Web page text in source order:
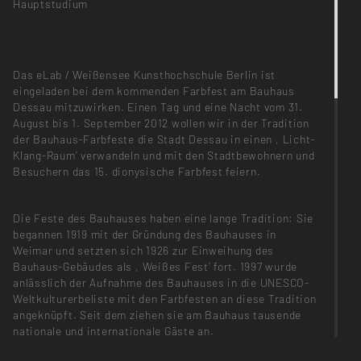
Hauptstudium
Das eLab / Weißensee Kunsthochschule Berlin ist
eingeladen bei dem kommenden Farbfest am Bauhaus
Dessau mitzuwirken. Einen Tag und eine Nacht vom 31.
August bis 1. September 2012 wollen wir in der Tradition
der Bauhaus-Farbfeste die Stadt Dessau in einen ‚Licht-
Klang-Raum’ verwandeln und mit den Stadtbewohnern und
Besuchern das 15. dionysische Farbfest feiern.
Die Feste des Bauhauses haben eine lange Tradition: Sie
begannen 1919 mit der Gründung des Bauhauses in
Weimar und setzten sich 1926 zur Einweihung des
Bauhaus-Gebäudes als ‚Weißes Fest’ fort. 1997 wurde
anlässlich der Aufnahme des Bauhauses in die UNESCO-
Weltkulturerbeliste mit den Farbfesten an diese Tradition
angeknüpft. Seit dem ziehen sie am Bauhaus tausende
nationale und internationale Gäste an.